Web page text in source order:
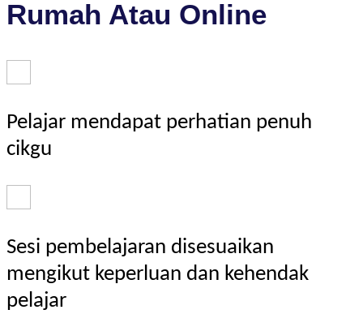
Rumah Atau Online
Pelajar mendapat perhatian penuh
cikgu
Sesi pembelajaran disesuaikan
mengikut keperluan dan kehendak
pelajar